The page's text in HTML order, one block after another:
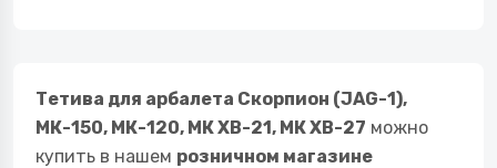
Тетива для арбалета Скорпион (JAG-1),
МК-150, МК-120, МК ХВ-21, МК ХВ-27 можно
купить в нашем розничном магазине